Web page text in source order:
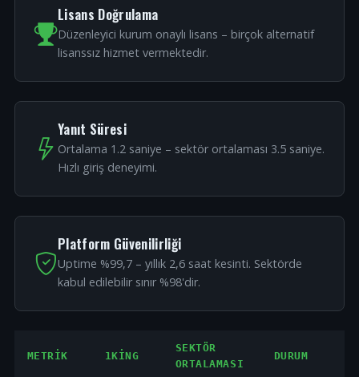
Lisans Doğrulama
Düzenleyici kurum onaylı lisans – birçok alternatif
lisanssız hizmet vermektedir.
Yanıt Süresi
Ortalama 1.2 saniye – sektör ortalaması 3.5 saniye.
Hızlı giriş deneyimi.
Platform Güvenilirliği
Uptime %99,7 – yıllık 2,6 saat kesinti. Sektörde
kabul edilebilir sınır %98'dir.
METRIK 1KING
SEKTÖR
ORTALAMASI
DURUM